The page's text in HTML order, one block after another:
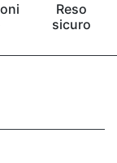
Reso
sicuro